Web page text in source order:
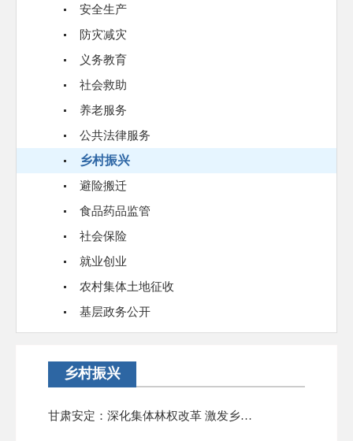
安全生产
防灾减灾
义务教育
社会救助
养老服务
公共法律服务
乡村振兴
避险搬迁
食品药品监管
社会保险
就业创业
农村集体土地征收
基层政务公开
乡村振兴
甘肃安定：深化集体林权改革 激发乡村振兴新动力